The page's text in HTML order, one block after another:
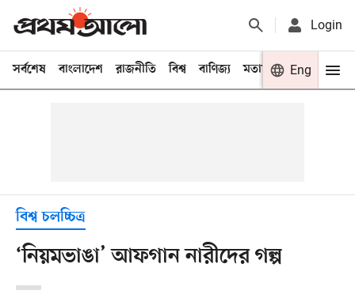
Login
সর্বশেষ বাংলাদেশ রাজনীতি বিশ্ব বাণিজ্য মতামত খেলা
Eng
বিশ্ব চলচ্চিত্র
‘নিয়মভাঙা’ আফগান নারীদের গল্প